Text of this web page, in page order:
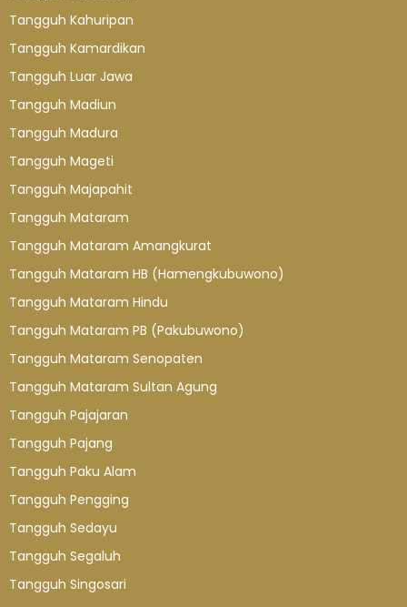
Tangguh Kahuripan
Tangguh Kamardikan
Tangguh Luar Jawa
Tangguh Madiun
Tangguh Madura
Tangguh Mageti
Tangguh Majapahit
Tangguh Mataram
Tangguh Mataram Amangkurat
Tangguh Mataram HB (Hamengkubuwono)
Tangguh Mataram Hindu
Tangguh Mataram PB (Pakubuwono)
Tangguh Mataram Senopaten
Tangguh Mataram Sultan Agung
Tangguh Pajajaran
Tangguh Pajang
Tangguh Paku Alam
Tangguh Pengging
Tangguh Sedayu
Tangguh Segaluh
Tangguh Singosari